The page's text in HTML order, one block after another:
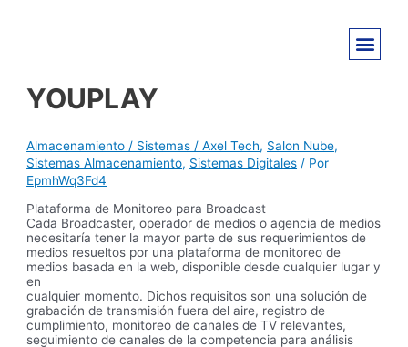
YOUPLAY
Almacenamiento / Sistemas / Axel Tech, Salon Nube,
Sistemas Almacenamiento, Sistemas Digitales / Por
EpmhWq3Fd4
Plataforma de Monitoreo para Broadcast
Cada Broadcaster, operador de medios o agencia de medios
necesitaría tener la mayor parte de sus requerimientos de
medios resueltos por una plataforma de monitoreo de
medios basada en la web, disponible desde cualquier lugar y
en
cualquier momento. Dichos requisitos son una solución de
grabación de transmisión fuera del aire, registro de
cumplimiento, monitoreo de canales de TV relevantes,
seguimiento de canales de la competencia para análisis